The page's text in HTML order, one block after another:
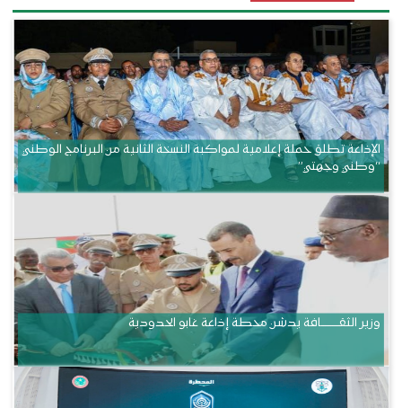
الإذاعة تطلق حملة إعلامية لمواكبة النسخة الثانية من البرنامج الوطني
“وطني وجهتي”
وزير الثقــــــــــافة يدشن محطة إذاعة غابو الحدودية